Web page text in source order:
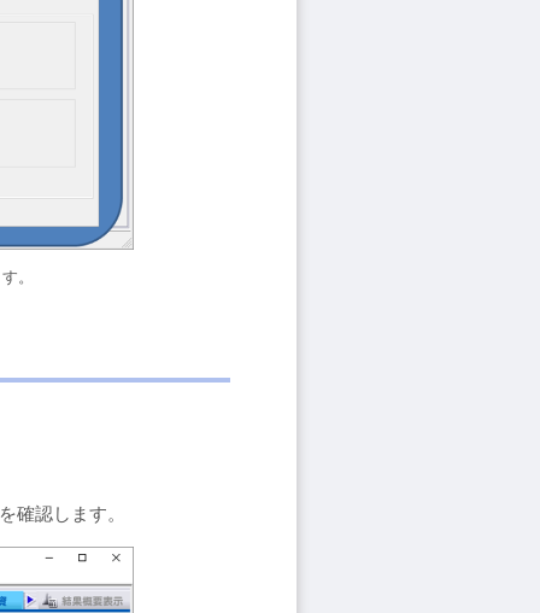
。
確認します。